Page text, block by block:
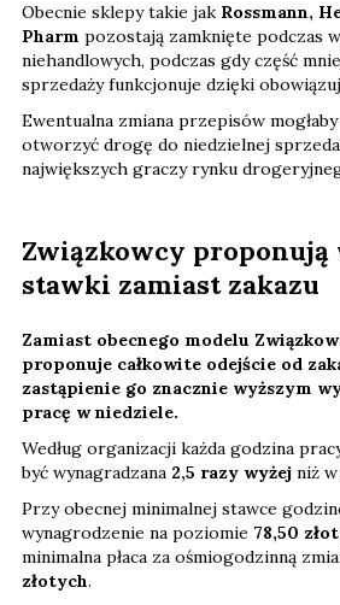
Obecnie sklepy takie jak Rossmann,
Pharm pozostają zamknięte podczas
niehandlowych, podczas gdy część
sprzedaży funkcjonuje dzięki
Ewentualna zmiana przepisów
otworzyć drogę do niedzielnej
największych graczy rynku
Związkowcy proponują
stawki zamiast zakazu
Zamiast obecnego modelu
proponuje całkowite odejście od
zastąpienie go znacznie wyższym
pracę w niedziele.
Według organizacji każda godzina
być wynagradzana 2,5 razy wyżej niż
Przy obecnej minimalnej stawce
wynagrodzenie na poziomie 78,50
minimalna płaca za ośmiogodzinną
złotych.